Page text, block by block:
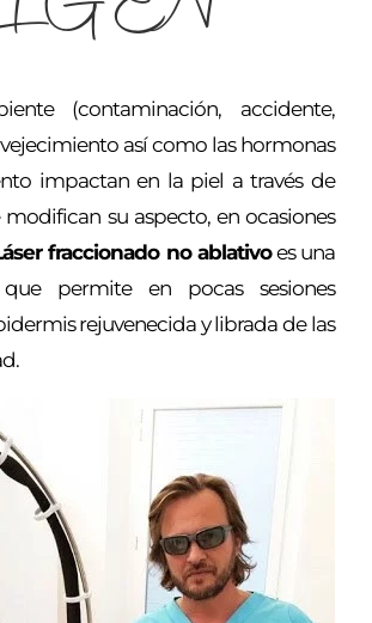
(contaminación, accidente,
así como las hormonas
impactan en la piel a través de
modifican su aspecto, en ocasiones
fraccionado no ablativoes una
permite en pocas sesiones
rejuvenecida y librada de las